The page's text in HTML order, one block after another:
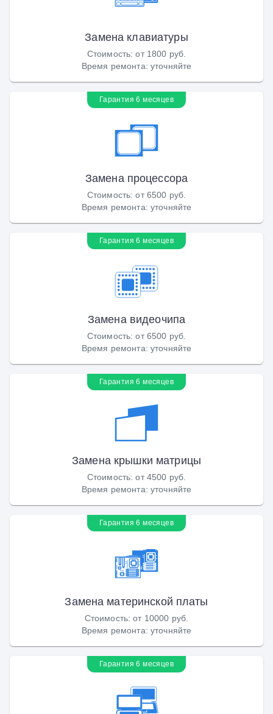
Замена клавиатуры
Стоимость:от 1800 руб.
Время ремонта: уточняйте
Гарантия 6 месяцев
Замена процессора
Стоимость:от 6500 руб.
Время ремонта: уточняйте
Гарантия 6 месяцев
Замена видеочипа
Стоимость:от 6500 руб.
Время ремонта: уточняйте
Гарантия 6 месяцев
Замена крышки матрицы
Стоимость:от 4500 руб.
Время ремонта: уточняйте
Гарантия 6 месяцев
Замена материнской платы
Стоимость:от 10000 руб.
Время ремонта: уточняйте
Гарантия 6 месяцев